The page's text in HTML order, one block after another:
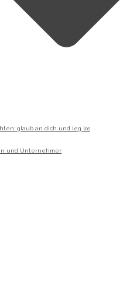
glaub an dich und leg los
und Unternehmer